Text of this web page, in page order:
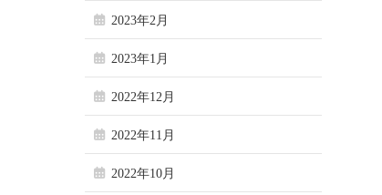
2023年2月
2023年1月
2022年12月
2022年11月
2022年10月